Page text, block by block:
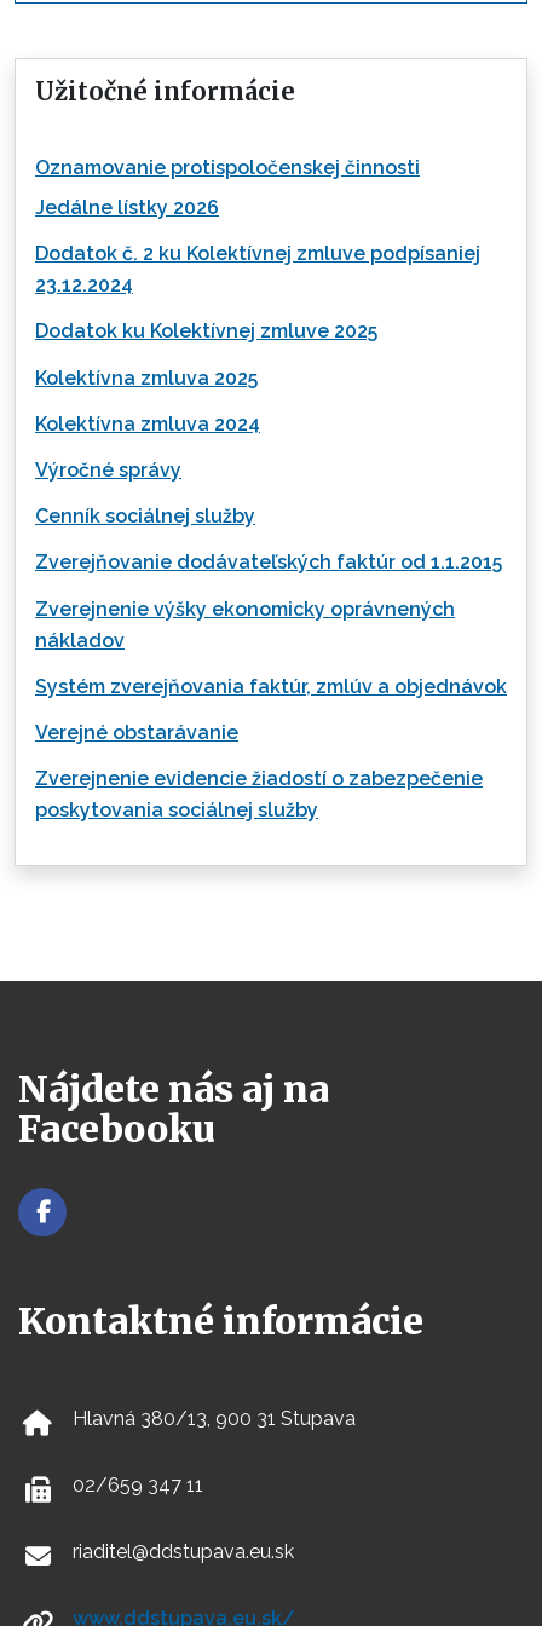
Užitočné informácie
Oznamovanie protispoločenskej činnosti
Jedálne lístky 2026
Dodatok č. 2 ku Kolektívnej zmluve podpísaniej
23.12.2024
Dodatok ku Kolektívnej zmluve 2025
Kolektívna zmluva 2025
Kolektívna zmluva 2024
Výročné správy
Cenník sociálnej služby
Zverejňovanie dodávateľských faktúr od 1.1.2015
Zverejnenie výšky ekonomicky oprávnených
nákladov
Systém zverejňovania faktúr, zmlúv a objednávok
Verejné obstarávanie
Zverejnenie evidencie žiadostí o zabezpečenie
poskytovania sociálnej služby
Nájdete nás aj na
Facebooku
Kontaktné informácie
Hlavná 380/13, 900 31 Stupava
02/659 347 11
riaditel@ddstupava.eu.sk
www.ddstupava.eu.sk/